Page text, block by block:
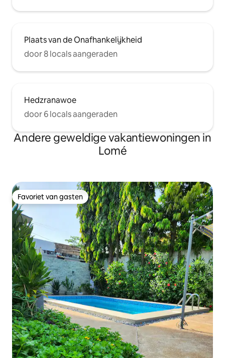
Plaats van de Onafhankelijkheid
door 8 locals aangeraden
Hedzranawoe
door 6 locals aangeraden
Andere geweldige vakantiewoningen in
Lomé
Favoriet van gasten
Favoriet van gasten